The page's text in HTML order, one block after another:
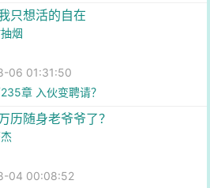
只想活的自在
烟
06 01:31:50
章 入伙变聘请？
历随身老爷爷了？
04 00:08:52